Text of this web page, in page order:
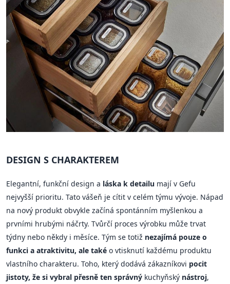
DESIGN S CHARAKTEREM
Elegantní, funkční design a láska k detailu mají v Gefu
nejvyšší prioritu. Tato vášeň je cítit v celém týmu vývoje. Nápad
na nový produkt obvykle začíná spontánním myšlenkou a
prvními hrubými náčrty. Tvůrčí proces výrobku může trvat
týdny nebo někdy i měsíce. Tým se totiž nezajímá pouze o
funkci a atraktivitu, ale také o vtisknutí každému produktu
vlastního charakteru. Toho, který dodává zákazníkovi pocit
jistoty, že si vybral přesně ten správný kuchyňský nástroj,